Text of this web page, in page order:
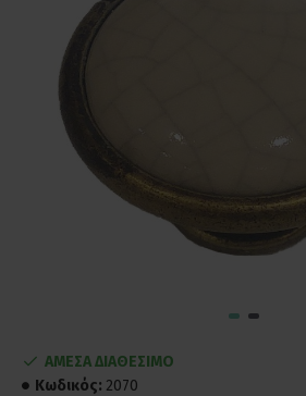
ΑΜΕΣΑ ΔΙΑΘΕΣΙΜΟ
Κωδικός: 2070